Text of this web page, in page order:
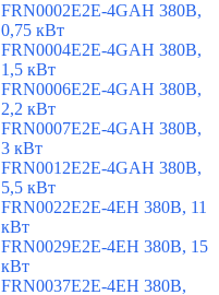
FRN0002E2E-4GAH 380В,
0,75 кВт
FRN0004E2E-4GAH 380В,
1,5 кВт
FRN0006E2E-4GAH 380В,
2,2 кВт
FRN0007E2E-4GAH 380В,
3 кВт
FRN0012E2E-4GAH 380В,
5,5 кВт
FRN0022E2E-4EH 380В, 11
кВт
FRN0029E2E-4EH 380В, 15
кВт
FRN0037E2E-4EH 380В,